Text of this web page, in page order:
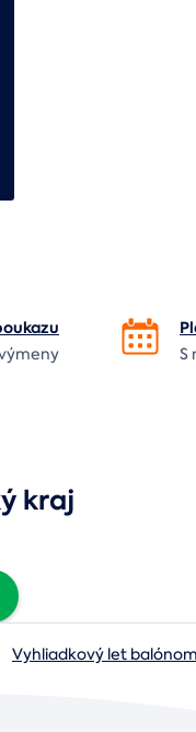
S
kraj
Vyhliadkový let balónom